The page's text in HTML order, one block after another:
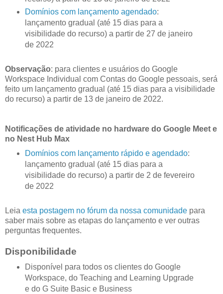
Domínios com lançamento agendado:
lançamento gradual (até 15 dias para a
visibilidade do recurso) a partir de 27 de janeiro
de 2022
Observação: para clientes e usuários do Google
Workspace Individual com Contas do Google pessoais, será
feito um lançamento gradual (até 15 dias para a visibilidade
do recurso) a partir de 13 de janeiro de 2022.
Notificações de atividade no hardware do Google Meet e
no Nest Hub Max
Domínios com lançamento rápido e agendado:
lançamento gradual (até 15 dias para a
visibilidade do recurso) a partir de 2 de fevereiro
de 2022
Leia esta postagem no fórum da nossa comunidade para
saber mais sobre as etapas do lançamento e ver outras
perguntas frequentes.
Disponibilidade
Disponível para todos os clientes do Google
Workspace, do Teaching and Learning Upgrade
e do G Suite Basic e Business